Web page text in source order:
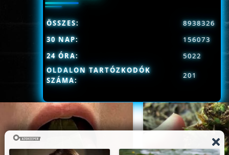
OLDALON TARTÓZKODÓK
SZÁMA:
201
ÖSSZES:
8938326
30 NAP:
156073
24 ÓRA:
5022